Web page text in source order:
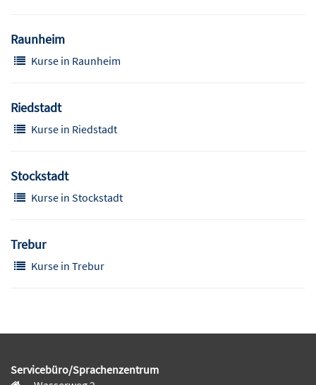
Raunheim
Kurse in Raunheim
Riedstadt
Kurse in Riedstadt
Stockstadt
Kurse in Stockstadt
Trebur
Kurse in Trebur
Servicebüro/Sprachenzentrum